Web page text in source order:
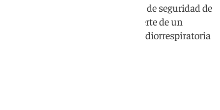
Mari Carmen y Miguel, vigilantes de seguridad de
la gran superficie, evitaron la muerte de un
hombre que sufrió una parada cardiorrespiratoria